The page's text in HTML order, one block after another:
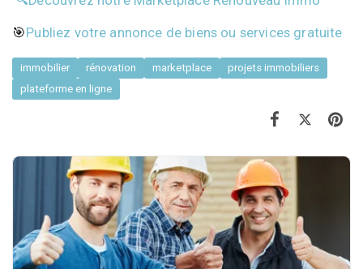
🎯Publiez votre annonce de biens ou services gratuite
immobilier rénovation marketplace
projets immobiliers
plateforme en ligne